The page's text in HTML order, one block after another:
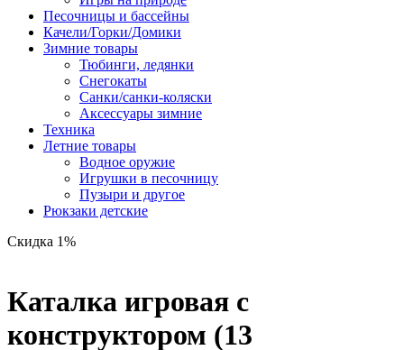
Песочницы и бассейны
Качели/Горки/Домики
Зимние товары
Тюбинги, ледянки
Снегокаты
Санки/санки-коляски
Аксессуары зимние
Техника
Летние товары
Водное оружие
Игрушки в песочницу
Пузыри и другое
Рюкзаки детские
Скидка 1%
Каталка игровая с
конструктором (13